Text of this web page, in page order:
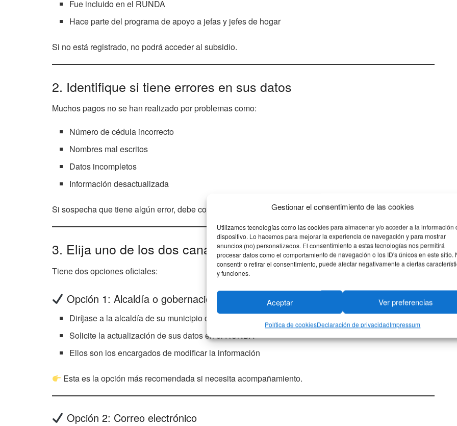
Gestionar el consentimiento de las cookies
Utilizamos tecnologías como las cookies para almacenar y/o acceder a la información
dispositivo. Lo hacemos para mejorar la experiencia de navegación y para mostrar
anuncios (no) personalizados. El consentimiento a estas tecnologías nos permitirá
procesar datos como el comportamiento de navegación o los ID's únicos en este sitio.
consentir o retirar el consentimiento, puede afectar negativamente a ciertas
y funciones.
Aceptar Ver preferencias
Política de cookiesDeclaración de privacidadImpressum
Fue incluido en el RUNDA
Hace parte del programa de apoyo a jefas y jefes de hogar
Si no está registrado, no podrá acceder al subsidio.
2. Identifique si tiene errores en sus datos
Muchos pagos no se han realizado por problemas como:
Número de cédula incorrecto
Nombres mal escritos
Datos incompletos
Información desactualizada
Si sospecha que tiene algún error, debe corregirlo cuanto antes.
3. Elija uno de los dos canales para corregir la información
Tiene dos opciones oficiales:
Opción 1: Alcaldía o gobernación
Diríjase a la alcaldía de su municipio o a la gobernación
Solicite la actualización de sus datos en el RUNDA
Ellos son los encargados de modificar la información
Esta es la opción más recomendada si necesita acompañamiento.
Opción 2: Correo electrónico